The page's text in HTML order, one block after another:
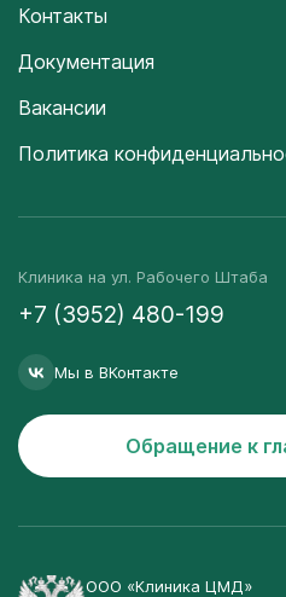
Контакты
Документация
Вакансии
Политика
Клиника на ул. Рабочего Штаба
+7 (3952) 480-199
Мы в ВКонтакте
Обращение к
ООО «Клиника ЦМД»